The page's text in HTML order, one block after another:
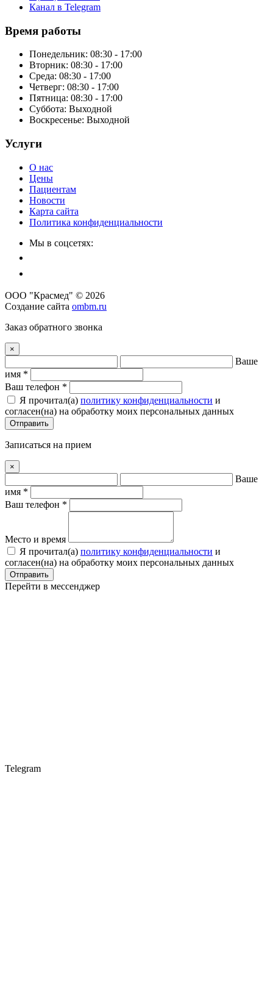
Канал в Telegram
Время работы
Понедельник: 08:30 - 17:00
Вторник: 08:30 - 17:00
Среда: 08:30 - 17:00
Четверг: 08:30 - 17:00
Пятница: 08:30 - 17:00
Суббота: Выходной
Воскресенье: Выходной
Услуги
О нас
Цены
Пациентам
Новости
Карта сайта
Политика конфиденциальности
Мы в соцсетях:
ООО "Красмед" © 2026
Создание сайта ombm.ru
Заказ обратного звонка
×
Ваше
имя *
Ваш телефон *
Я прочитал(a) политику конфиденциальности и
согласен(на) на обработку моих персональных данных
Отправить
Записаться на прием
×
Ваше
имя *
Ваш телефон *
Место и время
Я прочитал(a) политику конфиденциальности и
согласен(на) на обработку моих персональных данных
Отправить
Перейти в мессенджер
Telegram